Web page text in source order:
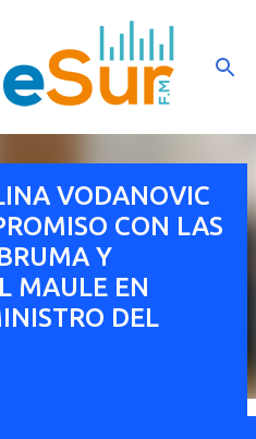
principal
VODANOVIC
CON LAS
Y
MAULE EN
DEL